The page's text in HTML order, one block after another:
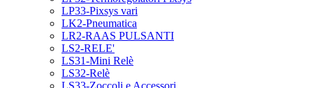
LP33-Pixsys vari
LK2-Pneumatica
LR2-RAAS PULSANTI
LS2-RELE'
LS31-Mini Relè
LS32-Relè
LS33-Zoccoli e Accessori